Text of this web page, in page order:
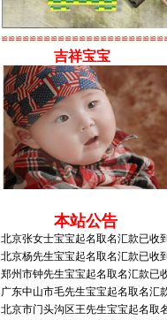
吉祥宝宝
本站公告
北京张女士宝宝起名取名汇款已收
北京杨先生宝宝起名取名汇款已收
郑州市钟先生宝宝起名取名汇款已
广东中山市毛先生宝宝起名取名汇
北京市门头沟区王先生宝宝起名取